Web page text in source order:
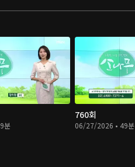
분
760회
06/27/2026 • 49분